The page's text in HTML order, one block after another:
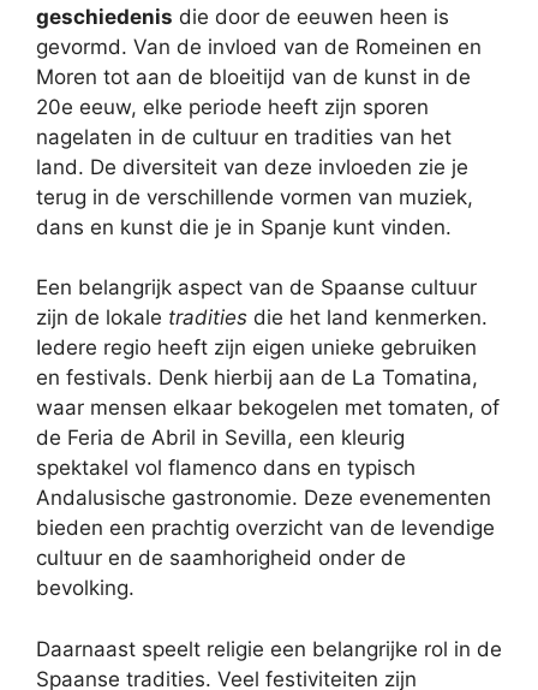
geschiedenis die door de eeuwen heen is
gevormd. Van de invloed van de Romeinen en
Moren tot aan de bloeitijd van de kunst in de
20e eeuw, elke periode heeft zijn sporen
nagelaten in de cultuur en tradities van het
land. De diversiteit van deze invloeden zie je
terug in de verschillende vormen van muziek,
dans en kunst die je in Spanje kunt vinden.
Een belangrijk aspect van de Spaanse cultuur
zijn de lokale tradities die het land kenmerken.
Iedere regio heeft zijn eigen unieke gebruiken
en festivals. Denk hierbij aan de La Tomatina,
waar mensen elkaar bekogelen met tomaten, of
de Feria de Abril in Sevilla, een kleurig
spektakel vol flamenco dans en typisch
Andalusische gastronomie. Deze evenementen
bieden een prachtig overzicht van de levendige
cultuur en de saamhorigheid onder de
bevolking.
Daarnaast speelt religie een belangrijke rol in de
Spaanse tradities. Veel festiviteiten zijn